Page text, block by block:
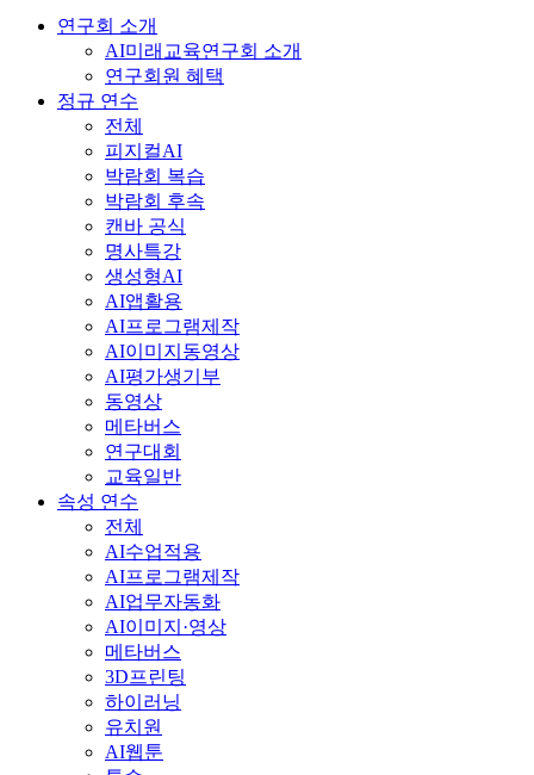
연구회 소개
AI미래교육연구회 소개
연구회원 혜택
정규 연수
전체
피지컬AI
박람회 복습
박람회 후속
캔바 공식
명사특강
생성형AI
AI앱활용
AI프로그램제작
AI이미지동영상
AI평가생기부
동영상
메타버스
연구대회
교육일반
속성 연수
전체
AI수업적용
AI프로그램제작
AI업무자동화
AI이미지·영상
메타버스
3D프린팅
하이러닝
유치원
AI웹툰